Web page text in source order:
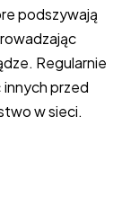
podszywają
Regularnie
przed
w sieci.